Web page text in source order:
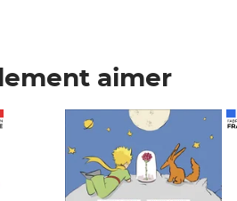
aimer
Prix 7,50€